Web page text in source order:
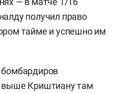
получил право
тайме и успешно им
бомбардиров
выше Криштиану там